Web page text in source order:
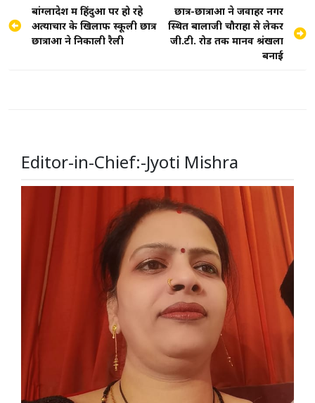
Post
navigation
बांग्लादेश में हिंदुओं पर हो रहे
अत्याचार के खिलाफ स्कूली छात्र
छात्राओं ने निकाली रैली
छात्र-छात्राओं ने जवाहर नगर
स्थित बालाजी चौराहा से लेकर
जी.टी. रोड तक मानव श्रंखला
बनाई
Editor-in-Chief:-Jyoti Mishra